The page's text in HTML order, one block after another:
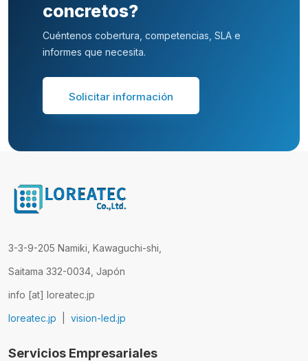
concretos?
Cuéntenos cobertura, competencias, SLA e
informes que necesita.
Solicitar información
3-3-9-205 Namiki, Kawaguchi-shi,
Saitama 332-0034, Japón
info [at] loreatec.jp
loreatec.jp
vision-led.jp
Servicios Empresariales